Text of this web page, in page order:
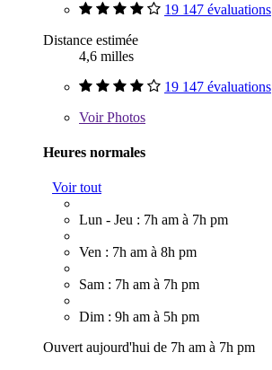
19 147 évaluations
Distance estimée
4,6 milles
19 147 évaluations
VoirPhotos
Heures normales
Voir tout
Lun - Jeu : 7h am à 7h pm
Ven : 7h am à 8h pm
Sam : 7h am à 7h pm
Dim : 9h am à 5h pm
Ouvert aujourd'hui de 7h am à 7h pm